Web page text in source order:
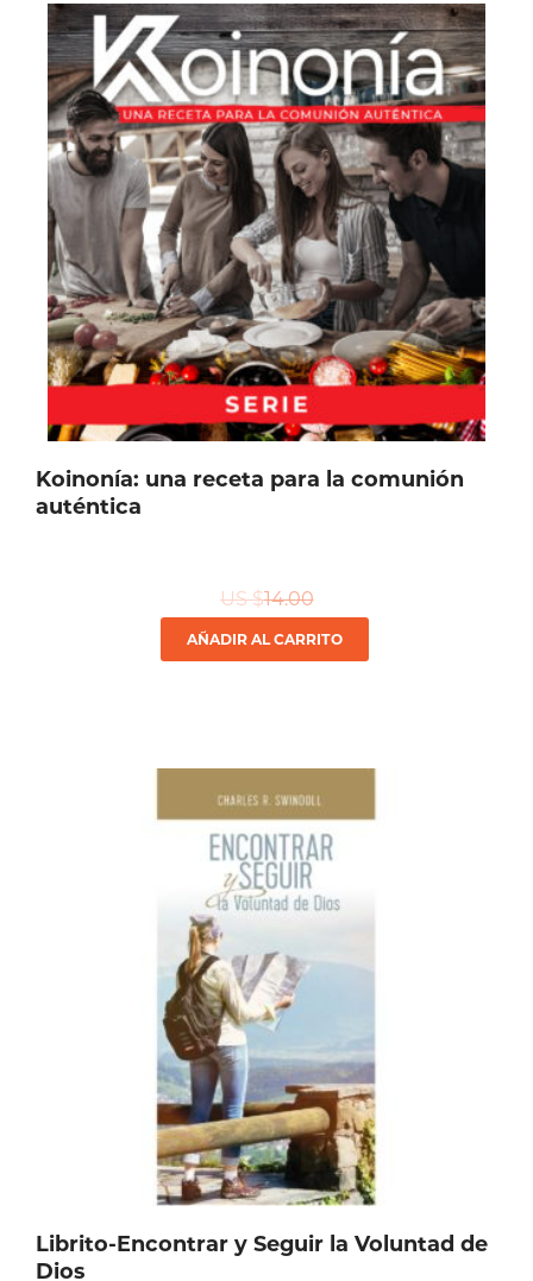
Koinonía: una receta para la comunión
auténtica
US $14.00
AÑADIR AL CARRITO
Librito-Encontrar y Seguir la Voluntad de
Dios